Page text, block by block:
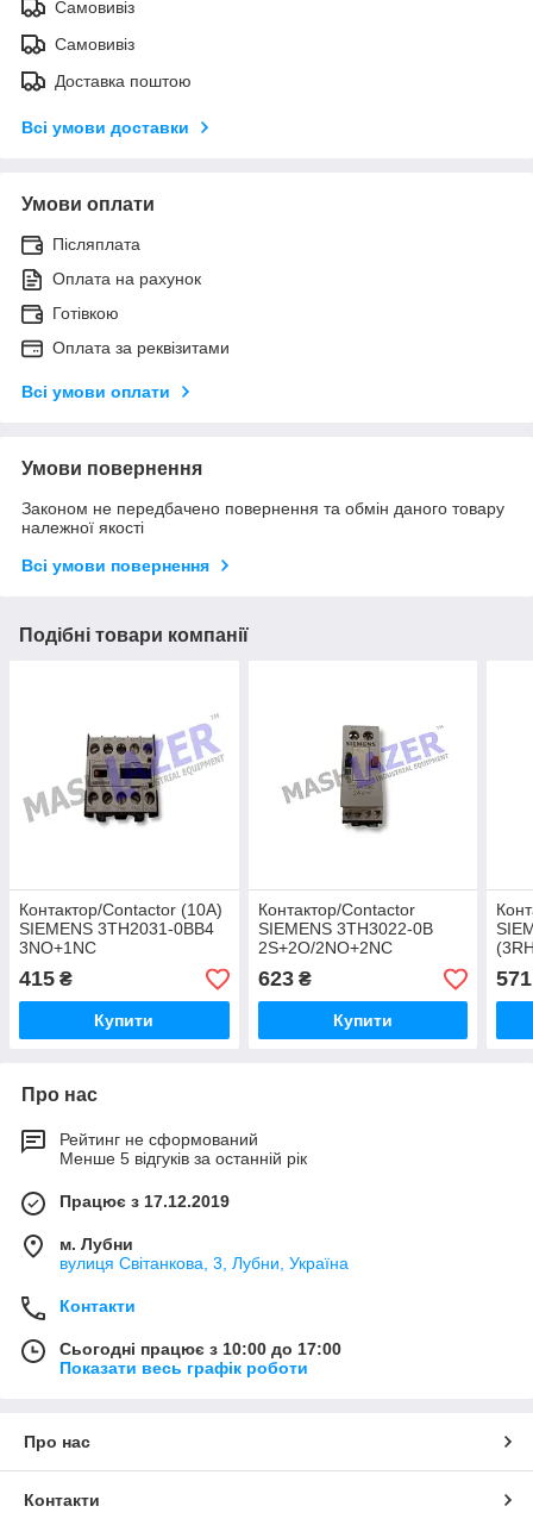
Самовивіз
Самовивіз
Доставка поштою
Всі умови доставки
Умови оплати
Післяплата
Оплата на рахунок
Готівкою
Оплата за реквізитами
Всі умови оплати
Умови повернення
Законом не передбачено повернення та обмін даного товару
належної якості
Всі умови повернення
Подібні товари компанії
Контактор/Contactor (10A)
SIEMENS 3TH2031-0BB4
3NO+1NC
415 ₴
Купити
Контактор/Contactor
SIEMENS 3TH3022-0B
2S+2O/2NO+2NC
623₴
Купити
571
Про нас
Рейтинг не сформований
Менше 5 відгуків за останній рік
Працює з 17.12.2019
м. Лубни
вулиця Світанкова, 3, Лубни, Україна
Контакти
Сьогодні працює з 10:00 до 17:00
Показати весь графік роботи
Про нас
Контакти